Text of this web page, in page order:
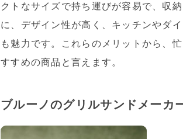
クトなサイズで持ち運びが容易で、収
に、デザイン性が高く、キッチンやダ
も魅力です。これらのメリットから、
すすめの商品と言えます。
ブルーノのグリルサンドメーカ